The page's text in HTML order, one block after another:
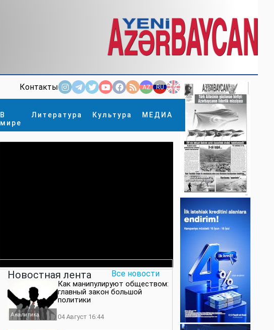
Контакты AZ RU EN
В
мире
Литература Культура МЕДИА
×
Новостная лента Все новости
Аналитика
Как манипулируют обществом:
главный закон большой
политики
04 Август 16:44